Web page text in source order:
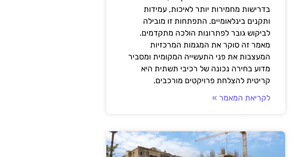
בדרישות מחמירות יותר לאיכות, עמידות
ותקנים בינלאומיים. התפתחות זו מובילה
לביקוש גובר לפתרונות הולכה מתקדמים.
מאמר זה סוקר את המגמות המרכזיות
המעצבות את פני התעשייה המקומית ומסביר
מדוע בחירה נכונה של רכיבי תשתית היא
קריטית להצלחת פרויקטים מורכבים.
לקריאת המאמר »